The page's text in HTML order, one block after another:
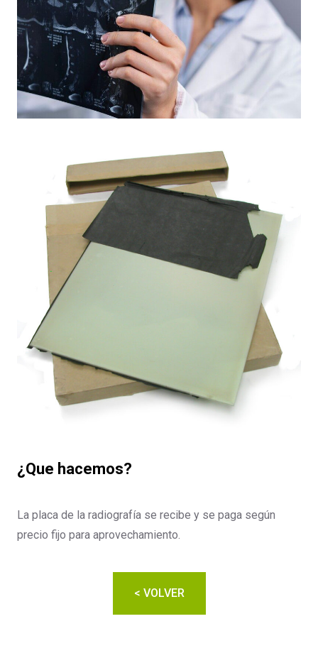
¿Que hacemos?
La placa de la radiografía se recibe y se paga según
precio fijo para aprovechamiento.
< VOLVER